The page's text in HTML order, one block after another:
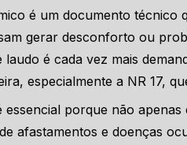
é um documento técnico
gerar desconforto ou
laudo é cada vez mais
especialmente a NR 17,
essencial porque não
afastamentos e doenças